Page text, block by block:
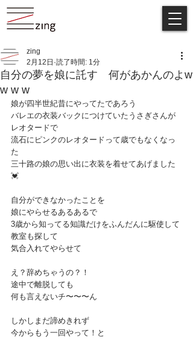
自分の夢を娘に託す 何があかんのよw
w w w
zing
2月12日 読了時間: 1分
娘が四半世紀昔にやってたであろう
バレエの衣装バックにつけていたうさぎさんが
レオタードで
流石にピンクのレオタードって歳でもなくなっ
た
三十路の娘の思い出に衣装を着せてあげました
💓
自分ができなかったことを
娘にやらせるあるあるで
3歳から知ってる知識だけをふんだんに駆使して
教室も探して
気合入れてやらせて
え？辞めちゃうの？！
途中で離脱しても
何も言えないチ〜〜〜ん
しかしまだ諦めきれず
今からもう一回やって！と